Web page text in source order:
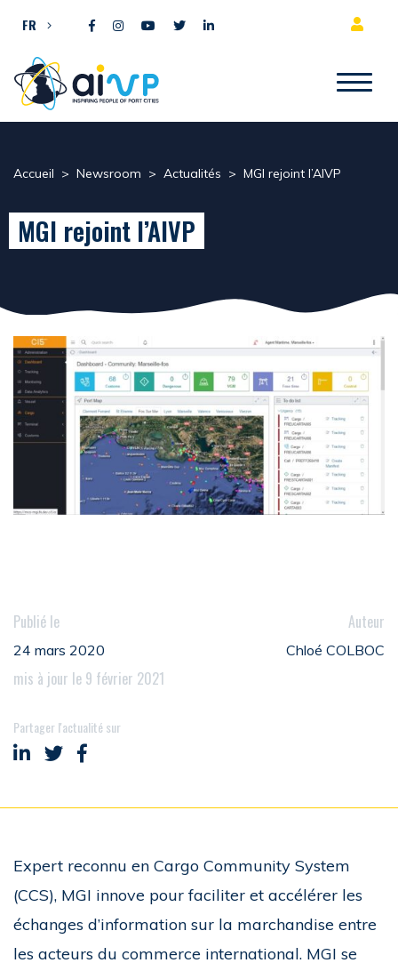
FR
Accueil > Newsroom > Actualités > MGI rejoint l’AIVP
MGI rejoint l’AIVP
Publié le
24 mars 2020
mis à jour le 9 février 2021
Auteur
Chloé COLBOC
Partager l'actualité sur
Partager sur LinkedIn
Partager sur Twitter
Partager sur Facebook
Expert reconnu en Cargo Community System
(CCS), MGI innove pour faciliter et accélérer les
échanges d’information sur la marchandise entre
les acteurs du commerce international. MGI se